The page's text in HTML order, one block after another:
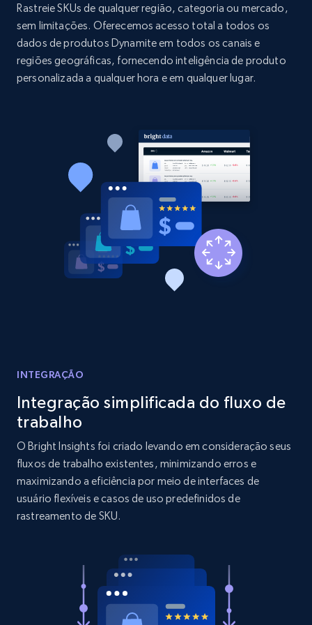
price, and more.
1.9K+ 322+ Comece agora
URL, Product id, Listing inventory id, Title, Rating,
Reviews count shop, Reviews count item, Initial
price, and more.
1.9K+ 322+ Comece agora
Etsy - Collects data from shop's URL
1.9K+
Amazon products search
Asin, URL, Name, Sponsored, Initial price, Final
price, Currency, Sold, and more.
1.6K+ 181+
URL, Product id, Title, Product description,
Rastreie SKUs de qualquer região, categoria ou mercado,
sem limitações. Oferecemos acesso total a todos os
dados de produtos Dynamite em todos os canais e
regiões geográficas, fornecendo inteligência de produto
personalizada a qualquer hora e em qualquer lugar.
INTEGRAÇÃO
Integração simplificada do fluxo de
trabalho
O Bright Insights foi criado levando em consideração seus
fluxos de trabalho existentes, minimizando erros e
maximizando a eficiência por meio de interfaces de
usuário flexíveis e casos de uso predefinidos de
rastreamento de SKU.